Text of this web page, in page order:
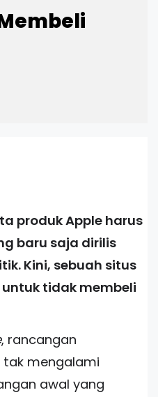
produk Apple harus
baru saja dirilis
Kini, sebuah situs
tidak membeli
, rancangan
mengalami
awal yang